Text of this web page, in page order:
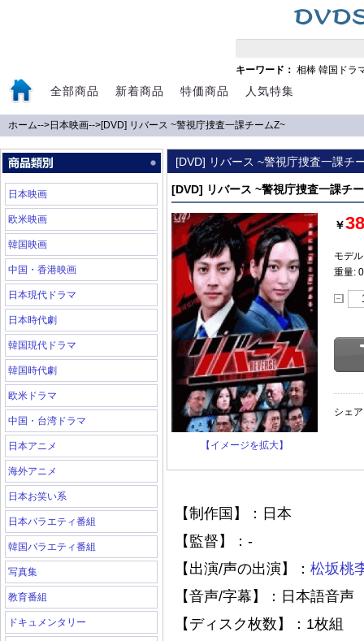
キーワード： 相棒 韓国ドラ
全部商品 新着商品 特価商品 人気特集
ホーム-->日本映画-->[DVD] リバース ~警視庁捜査一課チームZ~
日本映画
欧米映画
韓国映画
中国・香港映画
日本現代ドラマ
日本時代劇
韓国現代ドラマ
韓国時代劇
欧米ドラマ
中国・台湾ドラマ
日本アニメ
海外アニメ
日本お笑い系
日本バラエティ番組
韓国バラエティ番組
写真集
教育番組
ドキュメンタリー
[DVD] リバース ~警視庁捜査一課チ
[DVD] リバース ~警視庁捜査一課チ
【イメージを拡大】
￥
モデ
重量:
シェ
【制作国】：日本
【監督】：-
【出演/声の出演】： 松坂桃
【音声/字幕】：日本語音声
【ディスク枚数】：1枚組